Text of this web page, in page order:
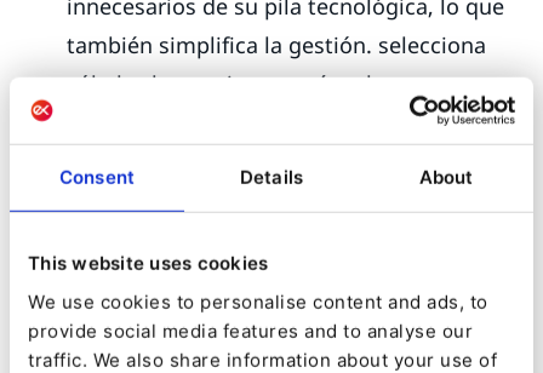
Consent Details About
This website uses cookies
We use cookies to personalise content and ads, to
provide social media features and to analyse our
traffic. We also share information about your use of
también simplifica la gestión. selecciona
sólo las herramientas más relevantes y
rentables y consolida o excluye los sistemas
corazón de un DXP componible, con su
capacidad para manejar un número
creciente de visitantes web y base de